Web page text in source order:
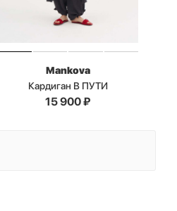
Mankova
Кардиган В ПУТИ
15 900₽